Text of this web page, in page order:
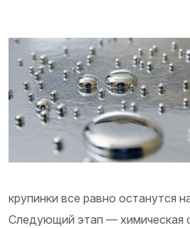
крупинки все равно останутся
Следующий этап — химическая